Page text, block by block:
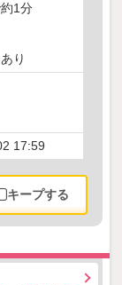
1分
り
17:59
キープする